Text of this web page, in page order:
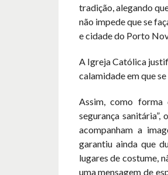
tradição, alegando
não impede que se
e cidade do Porto
A Igreja Católica
calamidade em que
Assim, como forma
segurança
acompanham a
garantiu ainda que
lugares de costume,
uma mensagem de